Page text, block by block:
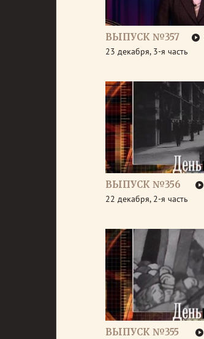
ВЫПУСК №357
23 декабря, 3-я часть
ВЫПУСК №356
22 декабря, 2-я часть
ВЫПУСК №355